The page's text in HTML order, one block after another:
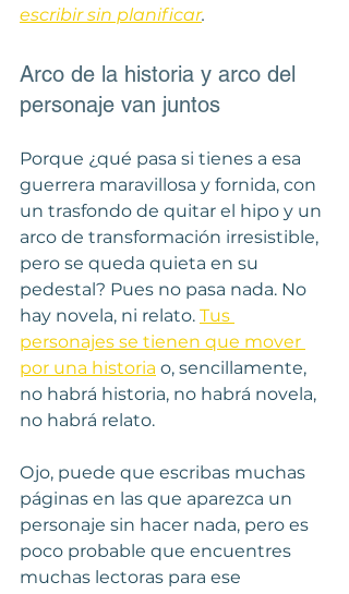
escribir sin planificar.
Arco de la historia y arco del
personaje van juntos
Porque ¿qué pasa si tienes a esa
guerrera maravillosa y fornida, con
un trasfondo de quitar el hipo y un
arco de transformación irresistible,
pero se queda quieta en su
pedestal? Pues no pasa nada. No
hay novela, ni relato. Tus
personajes se tienen que mover
por una historia o, sencillamente,
no habrá historia, no habrá novela,
no habrá relato.
Ojo, puede que escribas muchas
páginas en las que aparezca un
personaje sin hacer nada, pero es
poco probable que encuentres
muchas lectoras para ese